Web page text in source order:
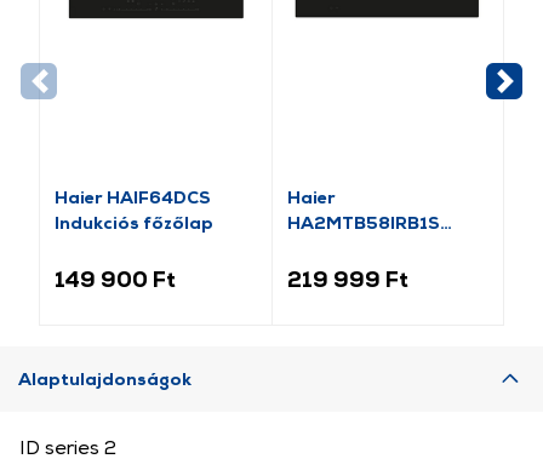
Haier HAIF64DCS
Indukciós főzőlap
149 900 Ft
Haier
HA2MTB58IRB1S
főzőlap
219 999 Ft
Alaptulajdonságok
ID series 2